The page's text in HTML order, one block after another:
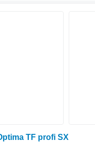
TF profi SX